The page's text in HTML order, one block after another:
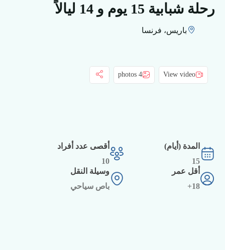
رحلة شبابية 15 يوم و 14 ليالاً
باريس، فرنسا
View video
4 photos
المدة (أيام)
15
أقصى عدد أفراد
10
أقل عمر
18+
وسيلة النقل
باص سياحي